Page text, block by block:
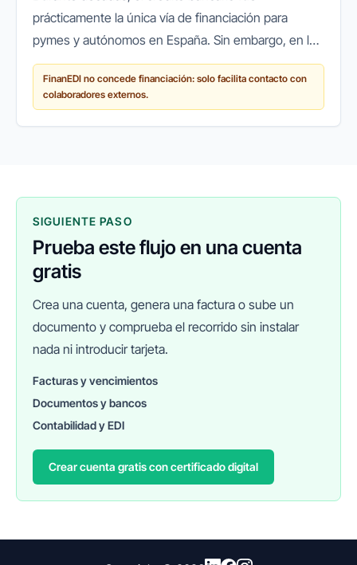
prácticamente la única vía de financiación para
pymes y autónomos en España. Sin embargo, en los
últimos años ha surgido un cambio de paradigma:
cada vez más empresas recurren a...
FinanEDI no concede financiación: solo facilita contacto con
colaboradores externos.
SIGUIENTE PASO
Prueba este flujo en una cuenta
gratis
Crea una cuenta, genera una factura o sube un
documento y comprueba el recorrido sin instalar
nada ni introducir tarjeta.
Facturas y vencimientos
Documentos y bancos
Contabilidad y EDI
Crear cuenta gratis con certificado digital
FINANEDI
Hablemos ahora
Pedir información sobre FinanEDI